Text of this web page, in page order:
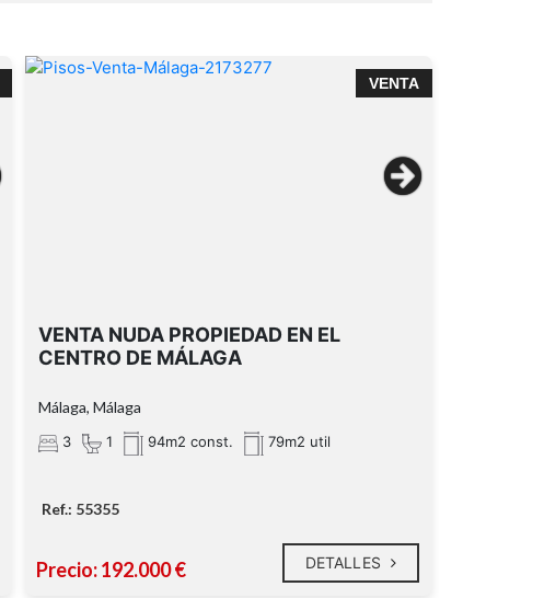
VENTA
VENTA NUDA PROPIEDAD EN EL
CENTRO DE MÁLAGA
Málaga, Málaga
3 1 94m2 const. 79m2 util
Ref.: 55355
Precio: 192.000 € DETALLES